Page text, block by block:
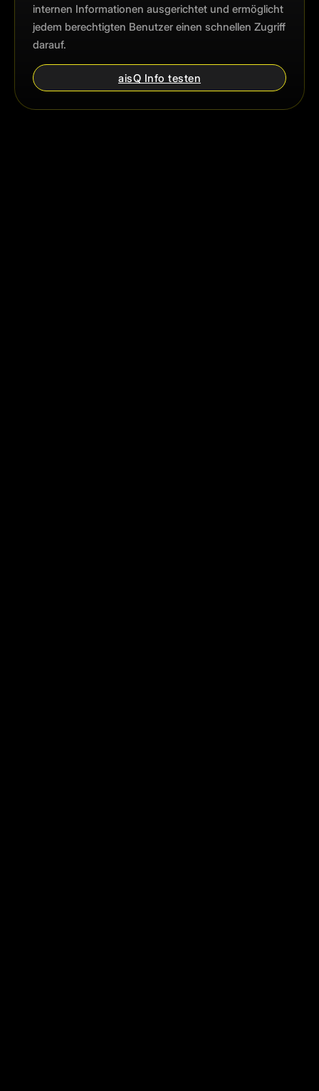
internen Informationen ausgerichtet und ermöglicht
jedem berechtigten Benutzer einen schnellen Zugriff
darauf.
aisQ Info testen